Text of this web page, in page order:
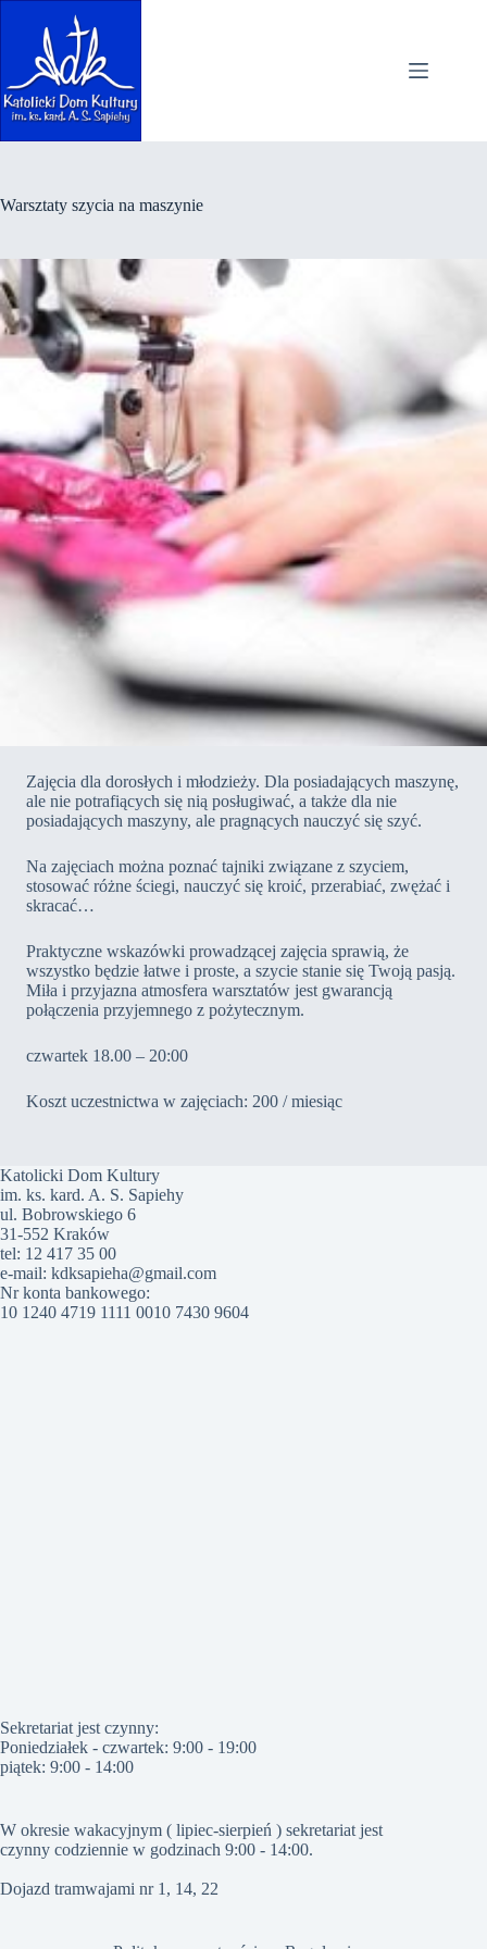
Warsztaty szycia na maszynie
Zajęcia dla dorosłych i młodzieży. Dla posiadających maszynę,
ale nie potrafiących się nią posługiwać, a także dla nie
posiadających maszyny, ale pragnących nauczyć się szyć.
Na zajęciach można poznać tajniki związane z szyciem,
stosować różne ściegi, nauczyć się kroić, przerabiać, zwężać i
skracać…
Praktyczne wskazówki prowadzącej zajęcia sprawią, że
wszystko będzie łatwe i proste, a szycie stanie się Twoją pasją.
Miła i przyjazna atmosfera warsztatów jest gwarancją
połączenia przyjemnego z pożytecznym.
czwartek 18.00 – 20:00
Koszt uczestnictwa w zajęciach: 200 / miesiąc
Katolicki Dom Kultury
im. ks. kard. A. S. Sapiehy
ul. Bobrowskiego 6
31-552 Kraków
tel: 12 417 35 00
e-mail: kdksapieha@gmail.com
Nr konta bankowego:
10 1240 4719 1111 0010 7430 9604
Sekretariat jest czynny:
Poniedziałek - czwartek: 9:00 - 19:00
piątek: 9:00 - 14:00
W okresie wakacyjnym ( lipiec-sierpień ) sekretariat jest
czynny codziennie w godzinach 9:00 - 14:00.
Dojazd tramwajami nr 1, 14, 22